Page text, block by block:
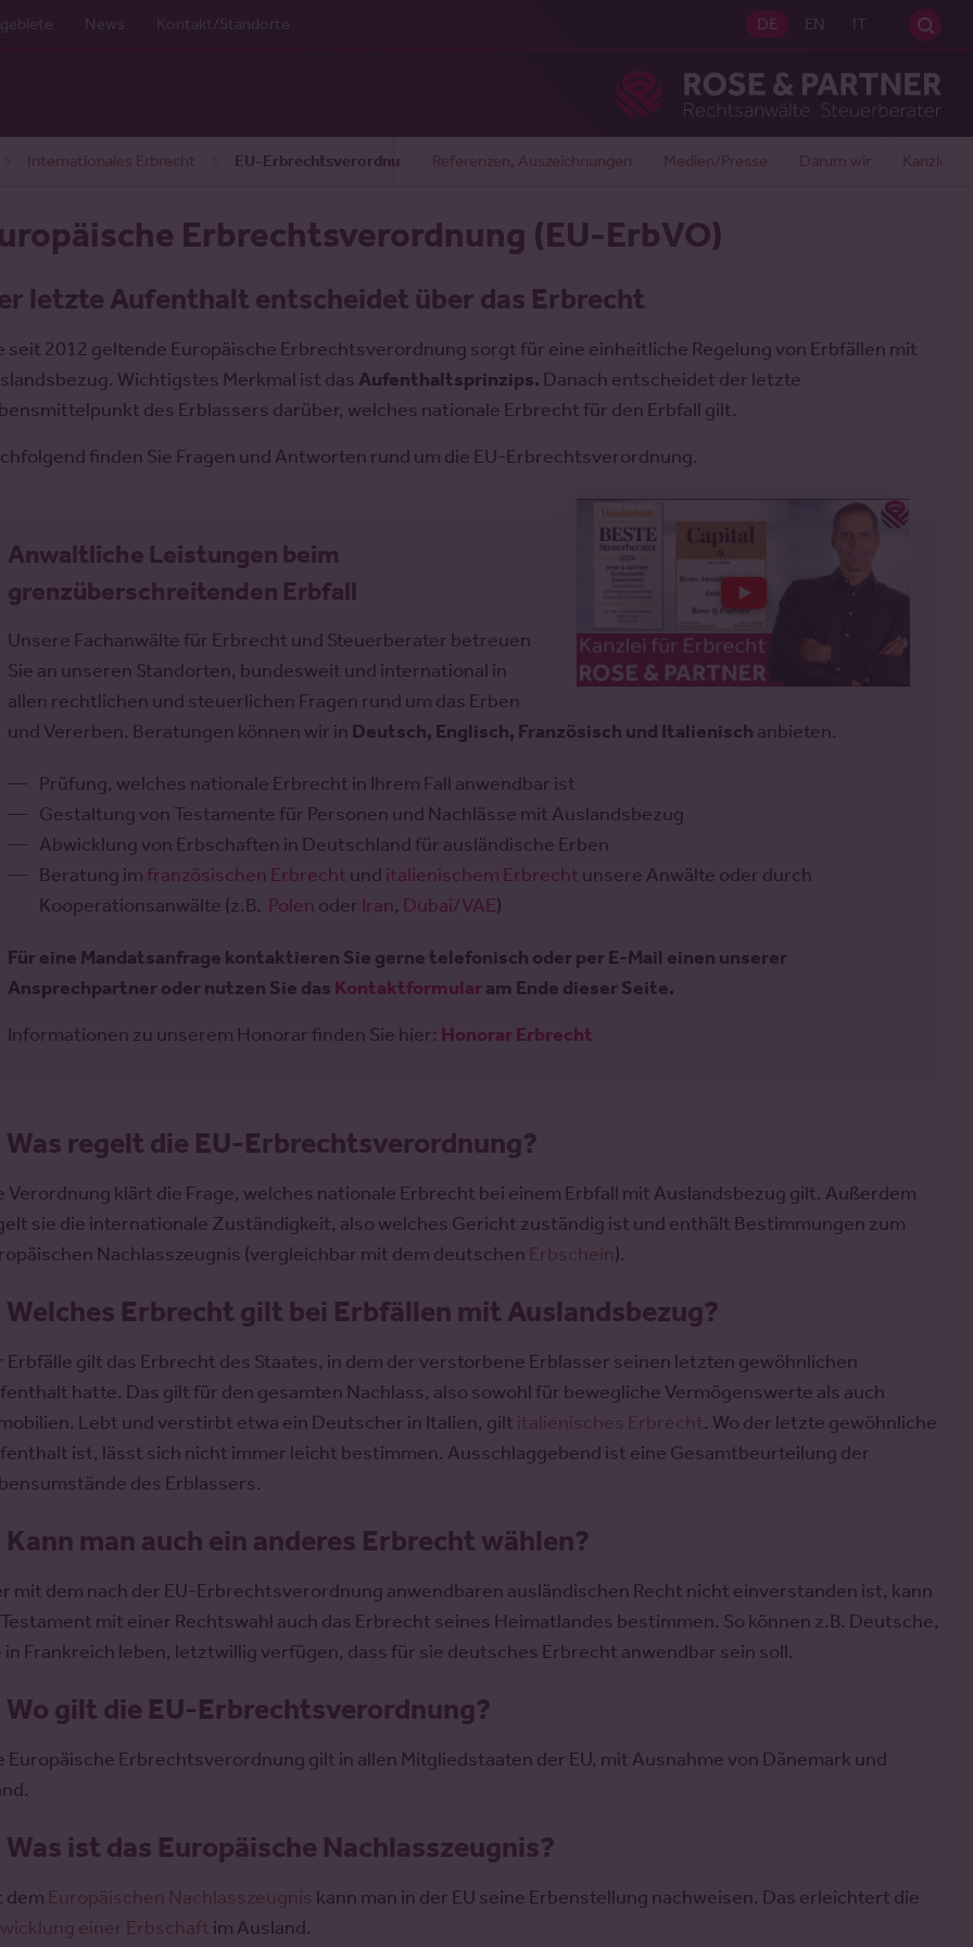
News Kontakt/Standorte DE EN IT
Internationales Erbrecht EU-Erbrechtsverordnung Referenzen, Auszeichnungen Medien/Presse Darum wir Kanzlei
Erbrechtsverordnung (EU-ErbVO)
letzte Aufenthalt entscheidet über das Erbrecht
seit 2012 geltende Europäische Erbrechtsverordnung sorgt für eine einheitliche Regelung von Erbfällen mit
Wichtigstes Merkmal ist dasAufenthaltsprinzips. Danach entscheidet der letzte
des Erblassers darüber, welches nationale Erbrecht für den Erbfall gilt.
finden Sie Fragen und Antworten rund um die EU-Erbrechtsverordnung.
Anwaltliche Leistungen beim
grenzüberschreitenden Erbfall
Unsere Fachanwälte für Erbrecht und Steuerberater betreuen
Sie an unseren Standorten, bundesweit und international in
allen rechtlichen und steuerlichen Fragen rund um das Erben
und Vererben. Beratungen können wir in Deutsch, Englisch, Französisch und Italienisch anbieten.
Prüfung, welches nationale Erbrecht in Ihrem Fall anwendbar ist
Gestaltung von Testamente für Personen und Nachlässe mit Auslandsbezug
Abwicklung von Erbschaften in Deutschland für ausländische Erben
Beratung imfranzösischen Erbrecht und italienischem Erbrecht unsere Anwälte oder durch
Kooperationsanwälte (z.B. Polen oder Iran, Dubai/VAE)
Für eine Mandatsanfrage kontaktieren Sie gerne telefonisch oder per E-Mail einen unserer
Ansprechpartner oder nutzen Sie das Kontaktformularam Ende dieser Seite.
Informationen zu unserem Honorar finden Sie hier: Honorar Erbrecht
Was regelt die EU-Erbrechtsverordnung?
Verordnung klärt die Frage, welches nationale Erbrecht bei einem Erbfall mit Auslandsbezug gilt. Außerdem
sie die internationale Zuständigkeit, also welches Gericht zuständig ist und enthält Bestimmungen zum
Nachlasszeugnis (vergleichbar mit dem deutschen Erbschein).
Welches Erbrecht gilt bei Erbfällen mit Auslandsbezug?
Erbfälle gilt das Erbrecht des Staates, in dem der verstorbene Erblasser seinen letzten gewöhnlichen
hatte. Das gilt für den gesamten Nachlass, also sowohl für bewegliche Vermögenswerte als auch
Lebt und verstirbt etwa ein Deutscher in Italien, gilt italienisches Erbrecht. Wo der letzte gewöhnliche
ist, lässt sich nicht immer leicht bestimmen. Ausschlaggebend ist eine Gesamtbeurteilung der
des Erblassers.
Kann man auch ein anderes Erbrecht wählen?
mit dem nach der EU-Erbrechtsverordnung anwendbaren ausländischen Recht nicht einverstanden ist, kann
mit einer Rechtswahl auch das Erbrecht seines Heimatlandes bestimmen. So können z.B. Deutsche,
in Frankreich leben, letztwillig verfügen, dass für sie deutsches Erbrecht anwendbar sein soll.
Wo gilt die EU-Erbrechtsverordnung?
Europäische Erbrechtsverordnung gilt in allen Mitgliedstaaten der EU, mit Ausnahme von Dänemark und
Was ist das Europäische Nachlasszeugnis?
dem Europäischen Nachlasszeugnis kann man in der EU seine Erbenstellung nachweisen. Das erleichtert die
einer Erbschaft im Ausland.